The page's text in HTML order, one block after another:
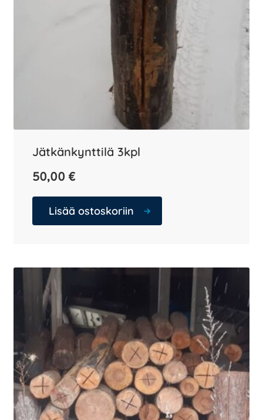
Jätkänkynttilä 3kpl
50,00 €
Lisää ostoskoriin